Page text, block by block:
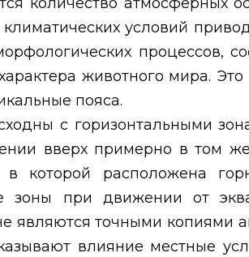
условий
процессов,
животного мира.
пояса.
с горизонтальными
вверх примерно в том
которой расположена
зоны при движении от
являются точными копиями
влияние местные